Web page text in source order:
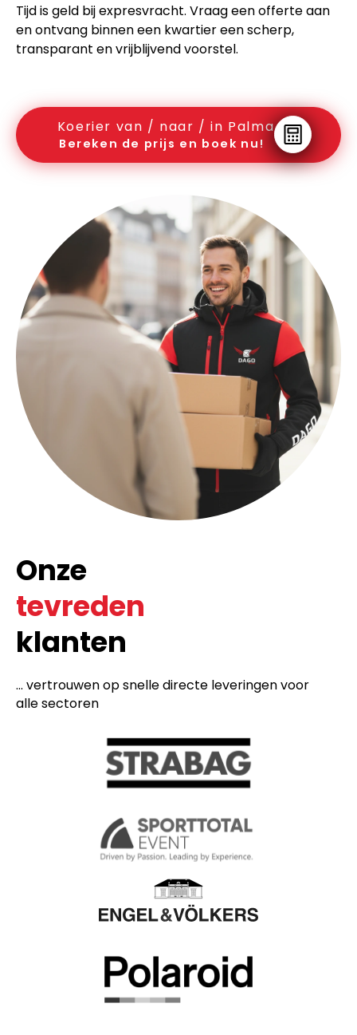
Tijd is geld bij expresvracht. Vraag een offerte aan
en ontvang binnen een kwartier een scherp,
transparant en vrijblijvend voorstel.
Koerier van / naar / in Palma
Bereken de prijs en boek nu!
Onze
tevreden
klanten
... vertrouwen op snelle directe leveringen voor
alle sectoren